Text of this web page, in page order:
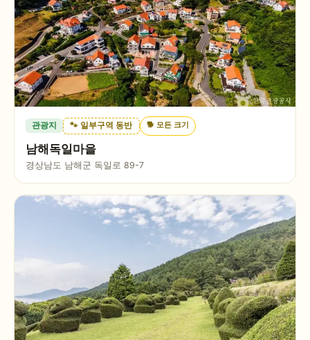
관광지 🐾 일부구역 동반 🐕 모든 크기
남해독일마을
경상남도 남해군 독일로 89-7